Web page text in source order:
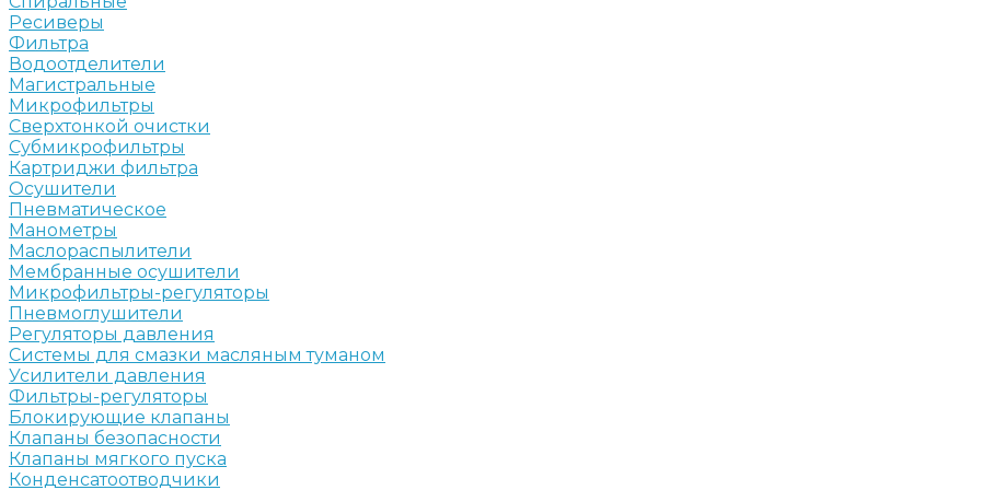
Ресиверы
Фильтра
Водоотделители
Магистральные
Микрофильтры
Сверхтонкой очистки
Субмикрофильтры
Картриджи фильтра
Осушители
Пневматическое
Манометры
Маслораспылители
Мембранные осушители
Микрофильтры-регуляторы
Пневмоглушители
Регуляторы давления
Системы для смазки масляным туманом
Усилители давления
Фильтры-регуляторы
Блокирующие клапаны
Клапаны безопасности
Клапаны мягкого пуска
Конденсатоотводчики